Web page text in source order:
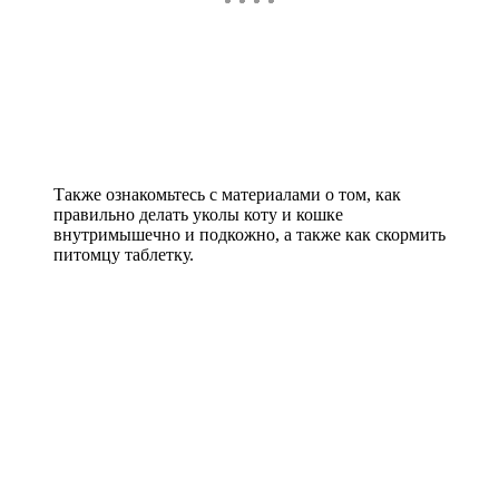
Также ознакомьтесь с материалами о том, как
правильно делать уколы коту и кошке
внутримышечно и подкожно, а также как скормить
питомцу таблетку.